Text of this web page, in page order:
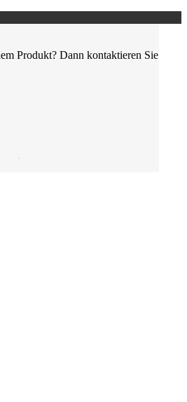
Produkt? Dann kontaktieren Sie